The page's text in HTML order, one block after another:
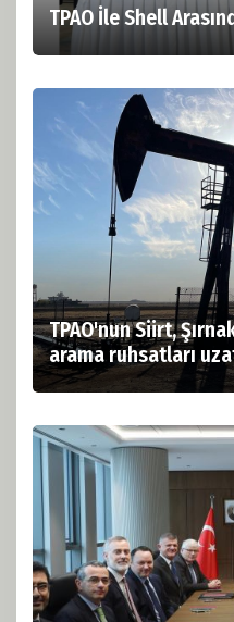
TPAO İle Shell
TPAO'nun Siirt,
arama ruhsatları